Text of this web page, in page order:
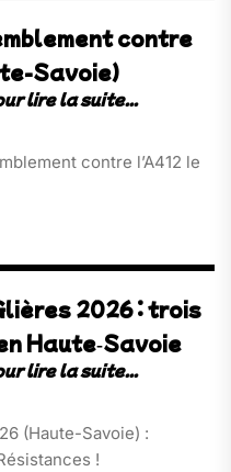
contre
Savoie)
contre l’A412 le
2026 : trois
Haute‑Savoie
(Haute-Savoie) :
!